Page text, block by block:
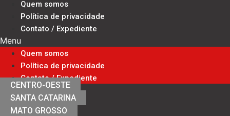
conteúdo
Quem somos
Política de privacidade
Contato / Expediente
Menu
Quem somos
Política de privacidade
Contato / Expediente
CENTRO-OESTE
SANTA CATARINA
MATO GROSSO